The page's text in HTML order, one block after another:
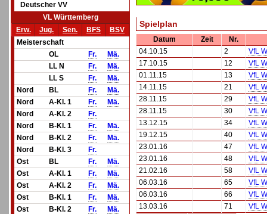
Deutscher VV
VL Württemberg
Erw.
Jug. Sen. BFS
BSV
Meisterschaft
OL
Fr.
Mä.
LL N
Fr.
Mä.
LL S
Fr.
Mä.
Nord
BL Fr.
Mä.
Nord
A-Kl. 1 Fr.
Mä.
Nord
A-Kl. 2
Fr.
Nord
B-Kl. 1 Fr.
Mä.
Nord
B-Kl. 2 Fr.
Mä.
Nord
B-Kl. 3
Fr.
Ost
BL Fr.
Mä.
Ost
A-Kl. 1 Fr.
Mä.
Ost
A-Kl. 2 Fr.
Mä.
Ost
B-Kl. 1 Fr.
Mä.
Ost
B-Kl. 2 Fr.
Mä.
Spielplan
Datum Zeit
Nr.
04.10.15
2
VfL
17.10.15
12
VfL
01.11.15
13
VfL
14.11.15
21
VfL
28.11.15
29
VfL
28.11.15
30
VfL
13.12.15
34
VfL
19.12.15
40
VfL
23.01.16
47
VfL
23.01.16
48
VfL
21.02.16
58
VfL
06.03.16
65
VfL
06.03.16
66
VfL
13.03.16
71
VfL